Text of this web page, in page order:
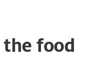
food